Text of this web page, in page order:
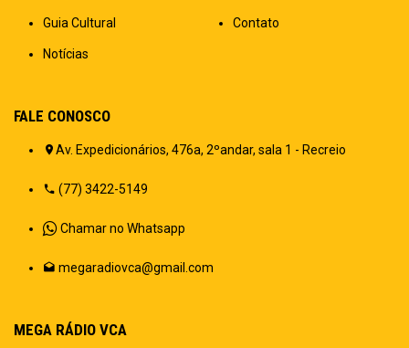
Guia Cultural
Notícias
Contato
FALE CONOSCO
Av. Expedicionários, 476a, 2ºandar, sala 1 - Recreio
(77) 3422-5149
Chamar no Whatsapp
megaradiovca@gmail.com
MEGA RÁDIO VCA